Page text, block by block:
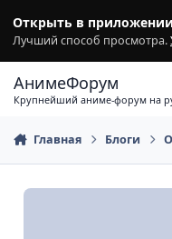
Открыть в приложении
Лучший способ просмотра.
АнимеФорум
Крупнейший аниме-форум на
Главная Блоги